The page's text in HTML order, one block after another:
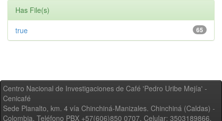
Has File(s)
65
true
Centro Nacional de Investigaciones de Café 'Pedro Uribe Mejía' -
Cenicafé
Sede Planalto, km. 4 vía Chinchiná-Manizales. Chinchiná (Caldas) -
Colombia, Teléfono PBX +57(606)850 0707, Celular: 3503189866,